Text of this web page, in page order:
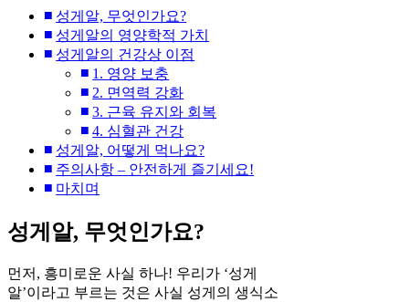
성게알, 무엇인가요?
성게알의 영양학적 가치
성게알의 건강상 이점
1. 영양 보충
2. 면역력 강화
3. 근육 유지와 회복
4. 심혈관 건강
성게알, 어떻게 먹나요?
주의사항 – 안전하게 즐기세요!
마치며
성게알, 무엇인가요?
먼저, 흥미로운 사실 하나! 우리가 ‘성게
알’이라고 부르는 것은 사실 성게의 생식소